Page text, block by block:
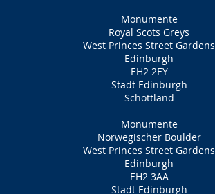
Monumente
Royal Scots Greys
West Princes Street Gardens
Edinburgh
EH2 2EY
Stadt Edinburgh
Schottland
Monumente
Norwegischer Boulder
West Princes Street Gardens
Edinburgh
EH2 3AA
Stadt Edinburgh